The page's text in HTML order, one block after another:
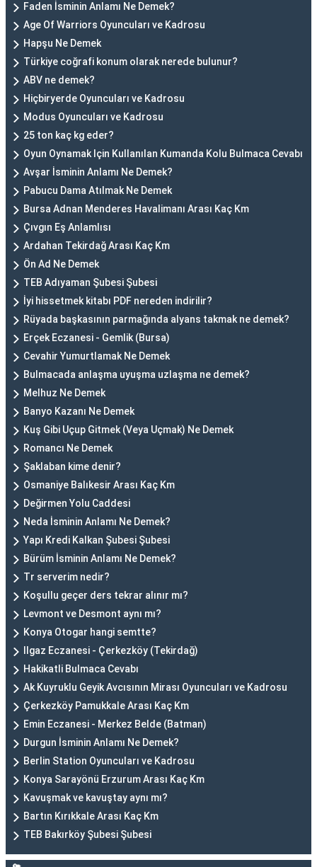
Faden İsminin Anlamı Ne Demek?
Age Of Warriors Oyuncuları ve Kadrosu
Hapşu Ne Demek
Türkiye coğrafi konum olarak nerede bulunur?
ABV ne demek?
Hiçbiryerde Oyuncuları ve Kadrosu
Modus Oyuncuları ve Kadrosu
25 ton kaç kg eder?
Oyun Oynamak Için Kullanılan Kumanda Kolu Bulmaca Cevabı
Avşar İsminin Anlamı Ne Demek?
Pabucu Dama Atılmak Ne Demek
Bursa Adnan Menderes Havalimanı Arası Kaç Km
Çıvgın Eş Anlamlısı
Ardahan Tekirdağ Arası Kaç Km
Ön Ad Ne Demek
TEB Adıyaman Şubesi Şubesi
İyi hissetmek kitabı PDF nereden indirilir?
Rüyada başkasının parmağında alyans takmak ne demek?
Erçek Eczanesi - Gemlik (Bursa)
Cevahir Yumurtlamak Ne Demek
Bulmacada anlaşma uyuşma uzlaşma ne demek?
Melhuz Ne Demek
Banyo Kazanı Ne Demek
Kuş Gibi Uçup Gitmek (Veya Uçmak) Ne Demek
Romancı Ne Demek
Şaklaban kime denir?
Osmaniye Balıkesir Arası Kaç Km
Değirmen Yolu Caddesi
Neda İsminin Anlamı Ne Demek?
Yapı Kredi Kalkan Şubesi Şubesi
Bürüm İsminin Anlamı Ne Demek?
Tr serverim nedir?
Koşullu geçer ders tekrar alınır mı?
Levmont ve Desmont aynı mı?
Konya Otogar hangi semtte?
Ilgaz Eczanesi - Çerkezköy (Tekirdağ)
Hakikatli Bulmaca Cevabı
Ak Kuyruklu Geyik Avcısının Mirası Oyuncuları ve Kadrosu
Çerkezköy Pamukkale Arası Kaç Km
Emin Eczanesi - Merkez Belde (Batman)
Durgun İsminin Anlamı Ne Demek?
Berlin Station Oyuncuları ve Kadrosu
Konya Sarayönü Erzurum Arası Kaç Km
Kavuşmak ve kavuştay aynı mı?
Bartın Kırıkkale Arası Kaç Km
TEB Bakırköy Şubesi Şubesi